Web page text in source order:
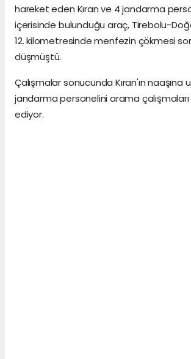
hareket eden Kıran ve 4 jandarma
içerisinde bulunduğu araç, Tirebolu-
12. kilometresinde menfezin çökmesi
düşmüştü.
Çalışmalar sonucunda Kıran'ın naaşına
jandarma personelini arama
ediyor.